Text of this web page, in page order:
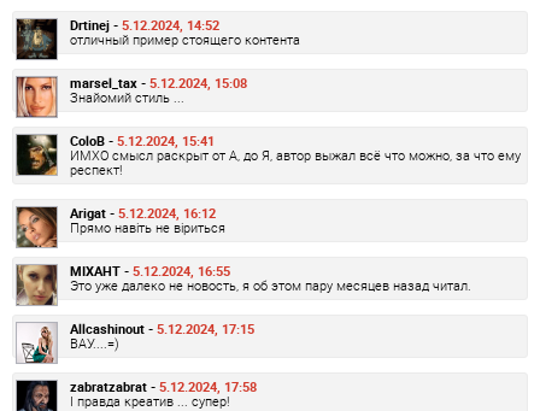
Drtinej - 5.12.2024, 14:52
отличный пример стоящего контента
marsel_tax - 5.12.2024, 15:08
Знайомий стиль ...
ColoB - 5.12.2024, 15:41
ИМХО смысл раскрыт от А, до Я, автор выжал всё что можно, за что ему
респект!
Arigat - 5.12.2024, 16:12
Прямо навіть не віриться
MIXAHT - 5.12.2024, 16:55
Это уже далеко не новость, я об этом пару месяцев назад читал.
Allcashinout - 5.12.2024, 17:15
ВАУ....=)
zabratzabrat - 5.12.2024, 17:58
І правда креатив ... супер!